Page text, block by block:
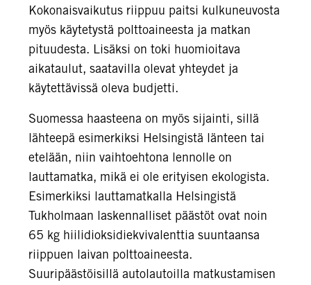
Kokonaisvaikutus riippuu paitsi kulkuneuvosta
myös käytetystä polttoaineesta ja matkan
pituudesta. Lisäksi on toki huomioitava
aikataulut, saatavilla olevat yhteydet ja
käytettävissä oleva budjetti.
Suomessa haasteena on myös sijainti, sillä
lähteepä esimerkiksi Helsingistä länteen tai
etelään, niin vaihtoehtona lennolle on
lauttamatka, mikä ei ole erityisen ekologista.
Esimerkiksi lauttamatkalla Helsingistä
Tukholmaan laskennalliset päästöt ovat noin
65 kg hiilidioksidiekvivalenttia suuntaansa
riippuen laivan polttoaineesta.
Suuripäästöisillä autolautoilla matkustamisen